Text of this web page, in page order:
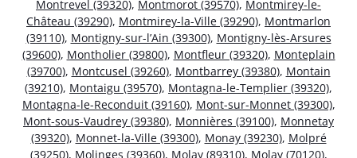
Montrevel (39320), Montmorot (39570), Montmirey-le-
Château (39290), Montmirey-la-Ville (39290), Montmarlon
(39110), Montigny-sur-l’Ain (39300), Montigny-lès-Arsures
(39600), Montholier (39800), Montfleur (39320), Monteplain
(39700), Montcusel (39260), Montbarrey (39380), Montain
(39210), Montaigu (39570), Montagna-le-Templier (39320),
Montagna-le-Reconduit (39160), Mont-sur-Monnet (39300),
Mont-sous-Vaudrey (39380), Monnières (39100), Monnetay
(39320), Monnet-la-Ville (39300), Monay (39230), Molpré
(39250), Molinges (39360), Molay (89310), Molay (70120),